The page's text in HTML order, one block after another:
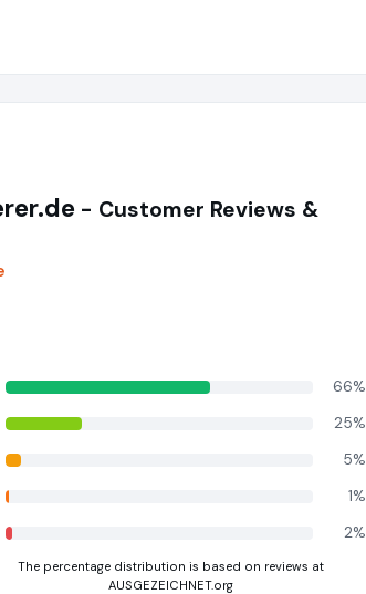
- Customer Reviews &
66%
25%
5%
1%
2%
The percentage distribution is based on reviews at
AUSGEZEICHNET.org